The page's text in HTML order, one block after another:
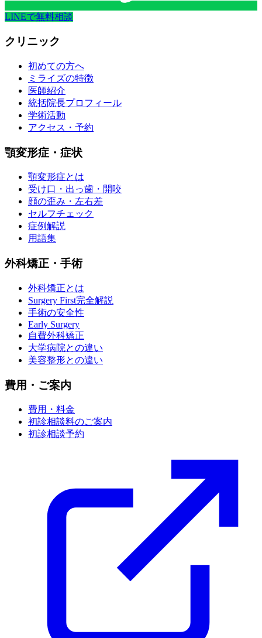
LINEで無料相談
クリニック
初めての方へ
ミライズの特徴
医師紹介
統括院長プロフィール
学術活動
アクセス・予約
顎変形症・症状
顎変形症とは
受け口・出っ歯・開咬
顔の歪み・左右差
セルフチェック
症例解説
用語集
外科矯正・手術
外科矯正とは
Surgery First完全解説
手術の安全性
Early Surgery
自費外科矯正
大学病院との違い
美容整形との違い
費用・ご案内
費用・料金
初診相談料のご案内
初診相談予約